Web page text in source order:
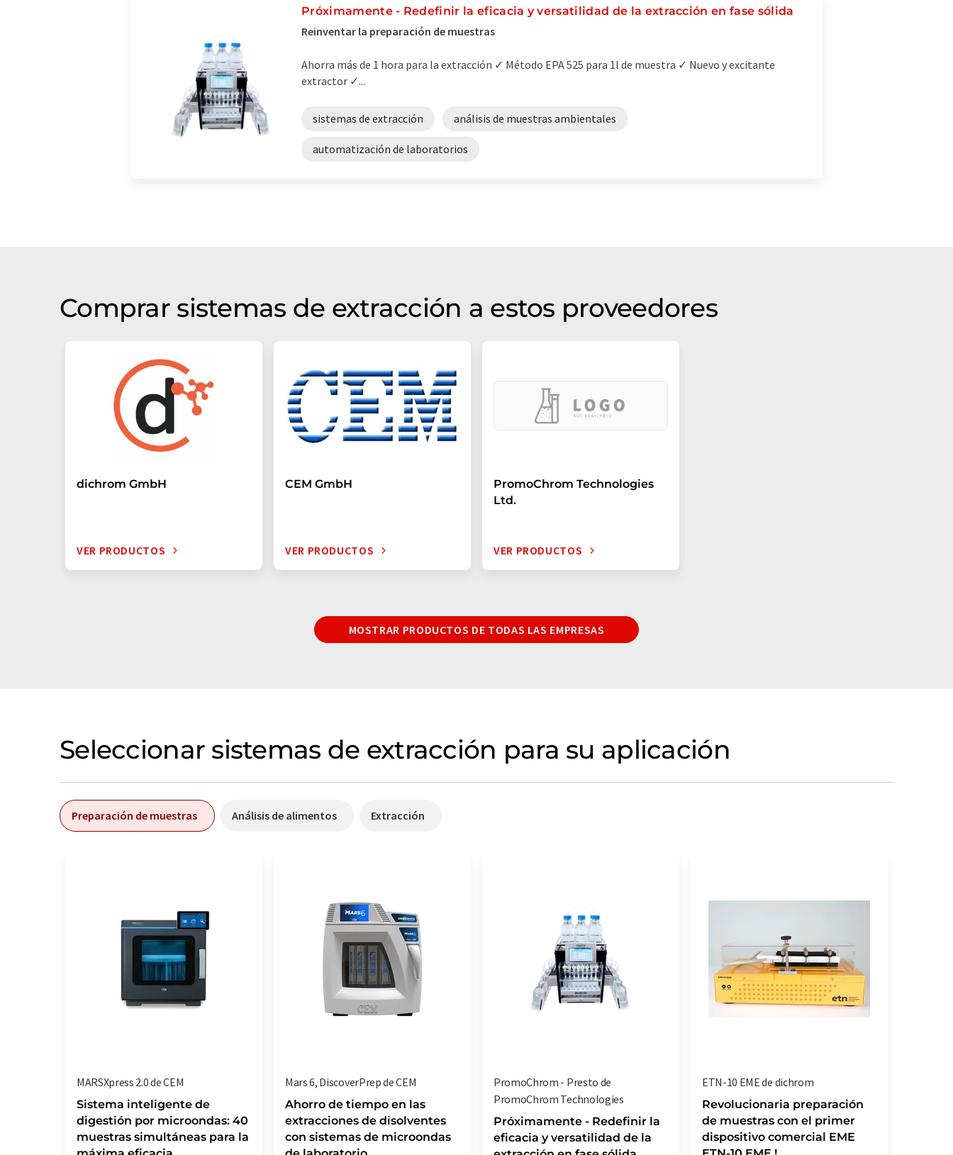
Próximamente - Redefinir la eficacia y versatilidad de la extracción en fase sólida
Reinventar la preparación de muestras
Ahorra más de 1 hora para la extracción ✓ Método EPA 525 para 1l de muestra ✓ Nuevo y excitante
extractor ✓...
sistemas de extracción análisis de muestras ambientales
automatización de laboratorios
Comprar sistemas de extracción a estos proveedores
dichrom GmbH
VER PRODUCTOS
CEM GmbH
VER PRODUCTOS
PromoChrom Technologies
Ltd.
VER PRODUCTOS
MOSTRAR PRODUCTOS DE TODAS LAS EMPRESAS
Seleccionar sistemas de extracción para su aplicación
Preparación de muestras Análisis de alimentos Extracción
MARSXpress 2.0 de CEM
Sistema inteligente de
digestión por microondas: 40
muestras simultáneas para la
Mars 6, DiscoverPrep de CEM
Ahorro de tiempo en las
extracciones de disolventes
con sistemas de microondas
PromoChrom - Presto de
PromoChrom Technologies
Próximamente - Redefinir la
eficacia y versatilidad de la
ETN-10 EME de dichrom
Revolucionaria preparación
de muestras con el primer
dispositivo comercial EME